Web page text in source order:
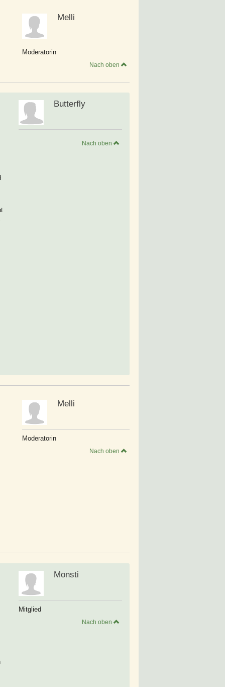
Melli
Moderatorin
Nach oben
Butterfly
Nach oben
Melli
Moderatorin
Nach oben
Monsti
Mitglied
Nach oben